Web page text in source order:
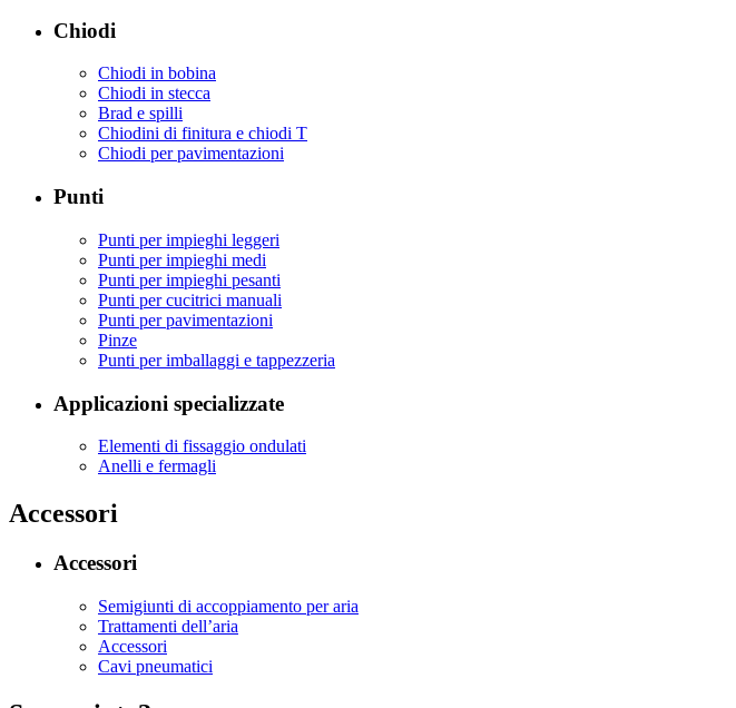
Chiodi
Chiodi in bobina
Chiodi in stecca
Brad e spilli
Chiodini di finitura e chiodi T
Chiodi per pavimentazioni
Punti
Punti per impieghi leggeri
Punti per impieghi medi
Punti per impieghi pesanti
Punti per cucitrici manuali
Punti per pavimentazioni
Pinze
Punti per imballaggi e tappezzeria
Applicazioni specializzate
Elementi di fissaggio ondulati
Anelli e fermagli
Accessori
Accessori
Semigiunti di accoppiamento per aria
Trattamenti dell’aria
Accessori
Cavi pneumatici